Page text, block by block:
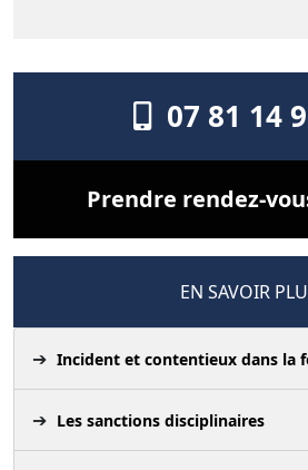
07 81 14
Prendre rendez-
EN SAVOIR
Incident et contentieux dans la
Les sanctions disciplinaires